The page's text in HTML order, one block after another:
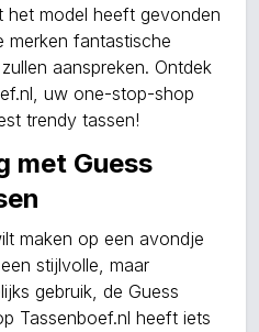
het model heeft gevonden
merken fantastische
aanspreken. Ontdek
uw one-stop-shop
trendy tassen!
met Guess
maken op een avondje
stijlvolle, maar
gebruik, de Guess
Tassenboef.nl heeft iets